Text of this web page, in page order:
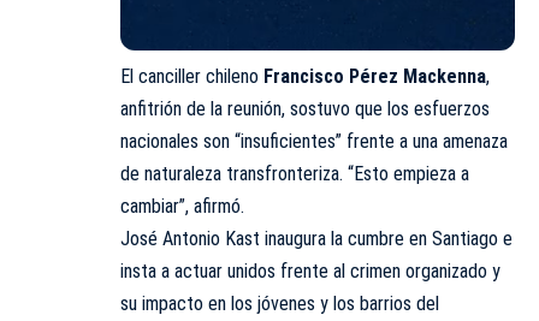
El canciller chileno Francisco Pérez Mackenna,
anfitrión de la reunión, sostuvo que los esfuerzos
nacionales son “insuficientes” frente a una amenaza
de naturaleza transfronteriza. “Esto empieza a
cambiar”, afirmó.
José Antonio Kast inaugura la cumbre en Santiago e
insta a actuar unidos frente al crimen organizado y
su impacto en los jóvenes y los barrios del